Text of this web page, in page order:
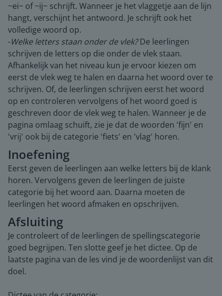
~ei~ of ~ij~ schrijft. Wanneer je het vlaggetje aan de lijn
hangt, verschijnt het antwoord. Je schrijft ook het
volledige woord op.
-Welke letters staan onder de vlek?De leerlingen
schrijven de letters op die onder de vlek staan.
Afhankelijk van het niveau kun je ervoor kiezen om
eerst de vlek weg te halen en daarna het woord over te
schrijven. Of, de leerlingen schrijven eerst het woord
op en controleren vervolgens of het woord goed is
geschreven door de vlek weg te halen. Wanneer je de
pagina omlaag schuift, zie je dat de woorden 'fijn' en
'vrij' ook bij de categorie 'fiets' en 'vlag' horen.
Inoefening
Eerst geven de leerlingen aan welke letters bij de klank
horen. Vervolgens geven de leerlingen de juiste
categorie bij het woord aan. Daarna moeten de
leerlingen het woord afmaken en opschrijven.
Afsluiting
Je controleert of de leerlingen de spellingscategorie
goed begrijpen. Ten slotte geef je het dictee. Op de
laatste pagina van de les vind je de woordenlijst van dit
doel.